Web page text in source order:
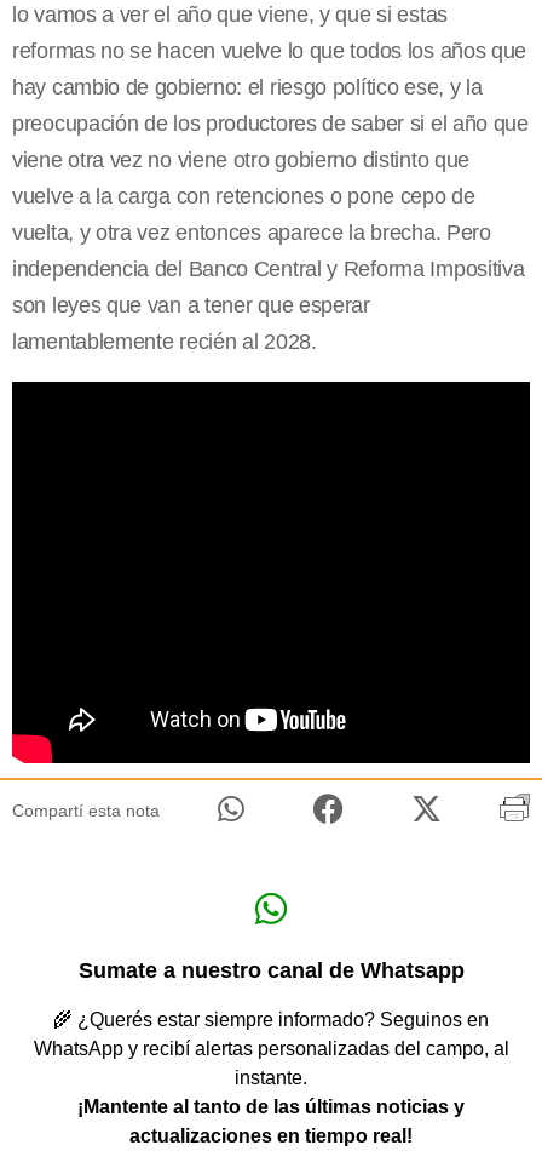
lo vamos a ver el año que viene, y que si estas
reformas no se hacen vuelve lo que todos los años que
hay cambio de gobierno: el riesgo político ese, y la
preocupación de los productores de saber si el año que
viene otra vez no viene otro gobierno distinto que
vuelve a la carga con retenciones o pone cepo de
vuelta, y otra vez entonces aparece la brecha. Pero
independencia del Banco Central y Reforma Impositiva
son leyes que van a tener que esperar
lamentablemente recién al 2028.
Compartí esta nota
Sumate a nuestro canal de Whatsapp
🌾 ¿Querés estar siempre informado? Seguinos en
WhatsApp y recibí alertas personalizadas del campo, al
instante.
¡Mantente al tanto de las últimas noticias y
actualizaciones en tiempo real!